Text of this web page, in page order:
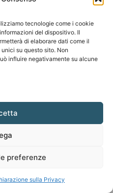
tecnologie come i cookie
del dispositivo. Il
di elaborare dati come il
su questo sito. Non
influire negativamente su alcune
preferenze
sulla Privacy